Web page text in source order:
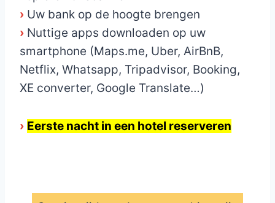
› Uw bank op de hoogte brengen
› Nuttige apps downloaden op uw
smartphone (Maps.me, Uber, AirBnB,
Netflix, Whatsapp, Tripadvisor, Booking,
XE converter, Google Translate…)
› Eerste nacht in een hotel reserveren